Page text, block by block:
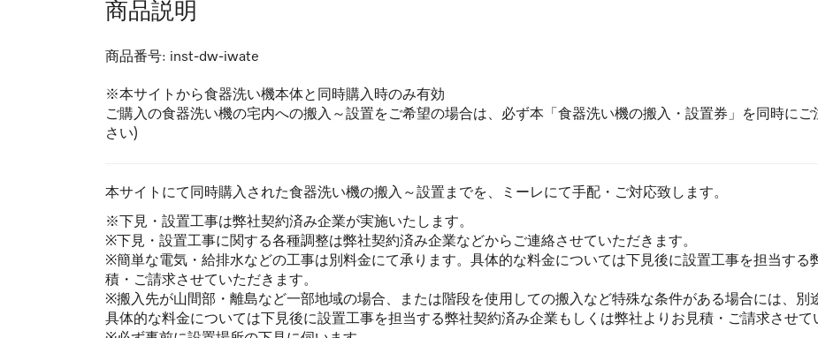
商品説明
商品番号: inst-dw-iwate
※本サイトから食器洗い機本体と同時購入時のみ有効
ご購入の食器洗い機の宅内への搬入～設置をご希望の場合は、必ず本「食器洗い機の搬入・設置券」を同時に
さい)
本サイトにて同時購入された食器洗い機の搬入～設置までを、ミーレにて手配・ご対応致します。
※下見・設置工事は弊社契約済み企業が実施いたします。
※下見・設置工事に関する各種調整は弊社契約済み企業などからご連絡させていただきます。
※簡単な電気・給排水などの工事は別料金にて承ります。具体的な料金については下見後に設置工事を担当する
積・ご請求させていただきます。
※搬入先が山間部・離島など一部地域の場合、または階段を使用しての搬入など特殊な条件がある場合には、別
具体的な料金については下見後に設置工事を担当する弊社契約済み企業もしくは弊社よりお見積・ご請求させて